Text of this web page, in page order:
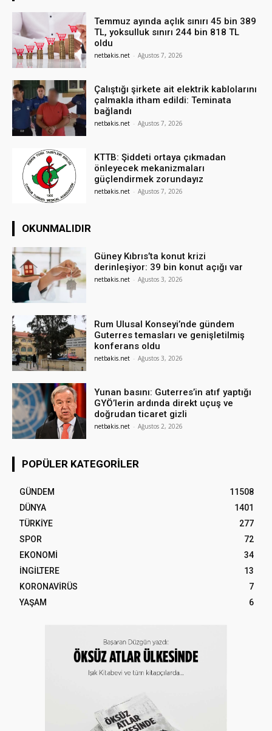
Temmuz ayında açlık sınırı 45 bin 389
TL, yoksulluk sınırı 244 bin 818 TL
oldu
netbakis.net - Ağustos 7, 2026
Çalıştığı şirkete ait elektrik kablolarını
çalmakla itham edildi: Teminata
bağlandı
netbakis.net - Ağustos 7, 2026
KTTB: Şiddeti ortaya çıkmadan
önleyecek mekanizmaları
güçlendirmek zorundayız
netbakis.net - Ağustos 7, 2026
OKUNMALIDIR
Güney Kıbrıs’ta konut krizi
derinleşiyor: 39 bin konut açığı var
netbakis.net - Ağustos 3, 2026
Rum Ulusal Konseyi’nde gündem
Guterres temasları ve genişletilmiş
konferans oldu
netbakis.net - Ağustos 3, 2026
Yunan basını: Guterres’in atıf yaptığı
GYÖ’lerin ardında direkt uçuş ve
doğrudan ticaret gizli
netbakis.net - Ağustos 2, 2026
POPÜLER KATEGORILER
GÜNDEM
11508
DÜNYA
1401
TÜRKİYE
277
SPOR
72
EKONOMİ
34
İNGİLTERE
13
KORONAVİRÜS
7
YAŞAM
6